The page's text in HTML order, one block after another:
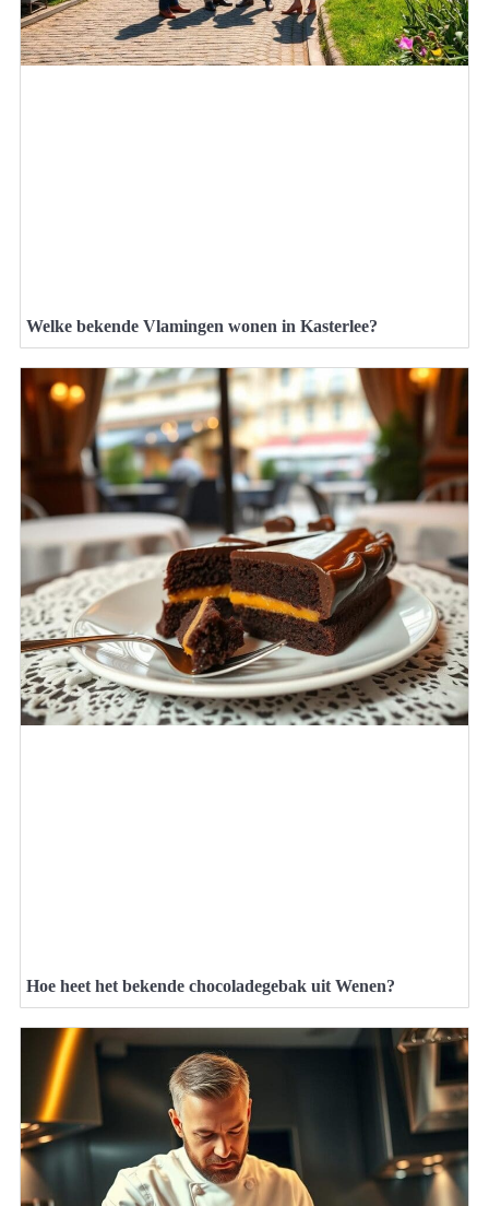
Welke bekende Vlamingen wonen in Kasterlee?
Hoe heet het bekende chocoladegebak uit Wenen?